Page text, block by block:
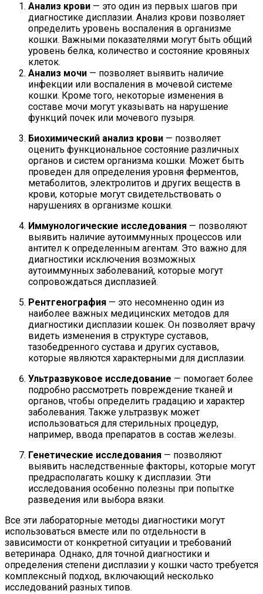
Анализ крови — это один из первых шагов при
диагностике дисплазии. Анализ крови позволяет
определить уровень воспаления в организме
кошки. Важными показателями могут быть общий
уровень белка, количество и состояние кровяных
клеток.
Анализ мочи — позволяет выявить наличие
инфекции или воспаления в мочевой системе
кошки. Кроме того, некоторые изменения в
составе мочи могут указывать на нарушение
функций почек или мочевого пузыря.
Биохимический анализ крови — позволяет
оценить функциональное состояние различных
органов и систем организма кошки. Может быть
проведен для определения уровня ферментов,
метаболитов, электролитов и других веществ в
крови, которые могут свидетельствовать о
нарушениях в организме кошки.
Иммунологические исследования — позволяют
выявить наличие аутоиммунных процессов или
антител к определенным агентам. Это важно для
диагностики исключения возможных
аутоиммунных заболеваний, которые могут
сопровождаться дисплазией.
Рентгенография — это несомненно один из
наиболее важных медицинских методов для
диагностики дисплазии кошек. Он позволяет врачу
видеть изменения в структуре суставов,
тазобедренного сустава и других суставов,
которые являются характерными для дисплазии.
Ультразвуковое исследование — помогает более
подробно рассмотреть повреждение тканей и
органов, чтобы определить градацию и характер
заболевания. Также ультразвук может
использоваться для стерильных процедур,
например, ввода препаратов в состав железы.
Генетические исследования — позволяют
выявить наследственные факторы, которые могут
предрасполагать кошку к дисплазии. Эти
исследования особенно полезны при попытке
разведения или выбора вязки.
Все эти лабораторные методы диагностики могут
использоваться вместе или по отдельности в
зависимости от конкретной ситуации и требований
ветеринара. Однако, для точной диагностики и
определения степени дисплазии у кошки часто требуется
комплексный подход, включающий несколько
исследований разных типов.